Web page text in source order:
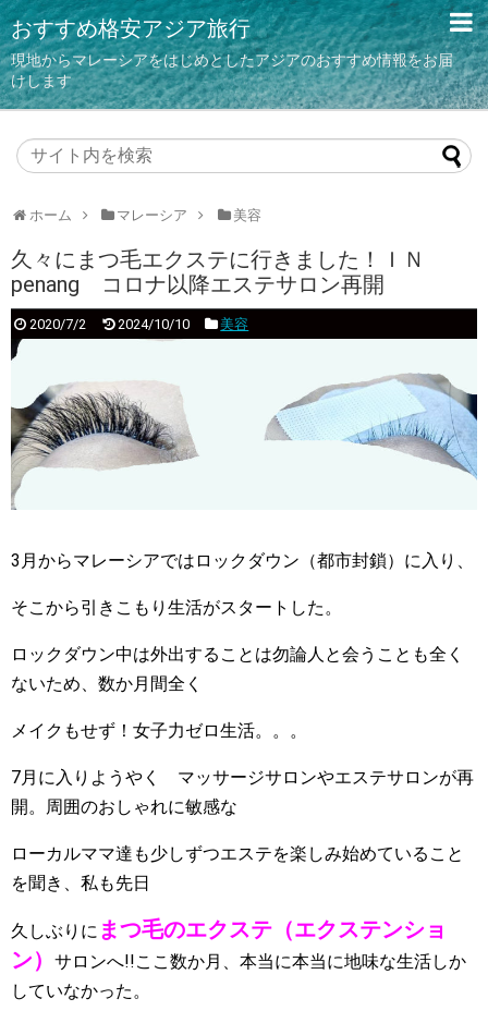
おすすめ格安アジア旅行
現地からマレーシアをはじめとしたアジアのおすすめ情報をお届
けします
ホーム マレーシア 美容
久々にまつ毛エクステに行きました！ＩＮ
penang コロナ以降エステサロン再開
2020/7/2 2024/10/10 美容
3月からマレーシアではロックダウン（都市封鎖）に入り、
そこから引きこもり生活がスタートした。
ロックダウン中は外出することは勿論人と会うことも全く
ないため、数か月間全く
メイクもせず！女子力ゼロ生活。。。
7月に入りようやく マッサージサロンやエステサロンが再
開。周囲のおしゃれに敏感な
ローカルママ達も少しずつエステを楽しみ始めていること
を聞き、私も先日
久しぶりに まつ毛のエクステ（エクステンショ
ン）
サロンへ!!ここ数か月、本当に本当に地味な生活しか
していなかった。